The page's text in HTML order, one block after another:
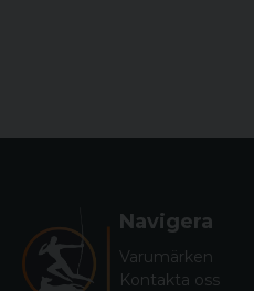
Navigera
Varumärken
Kontakta oss